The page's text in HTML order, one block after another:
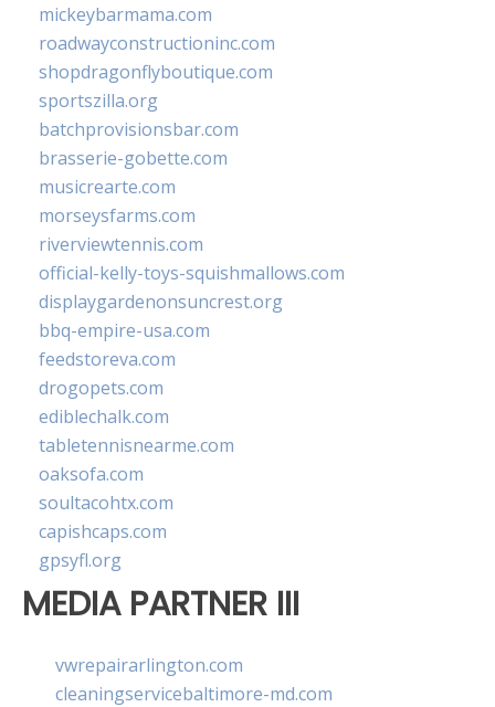
mickeybarmama.com
roadwayconstructioninc.com
shopdragonflyboutique.com
sportszilla.org
batchprovisionsbar.com
brasserie-gobette.com
musicrearte.com
morseysfarms.com
riverviewtennis.com
official-kelly-toys-squishmallows.com
displaygardenonsuncrest.org
bbq-empire-usa.com
feedstoreva.com
drogopets.com
ediblechalk.com
tabletennisnearme.com
oaksofa.com
soultacohtx.com
capishcaps.com
gpsyfl.org
MEDIA PARTNER III
vwrepairarlington.com
cleaningservicebaltimore-md.com